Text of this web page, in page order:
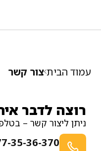
עמוד הביתצור קשר
רוצה לדבר
ניתן ליצור קשר –
35-36-370